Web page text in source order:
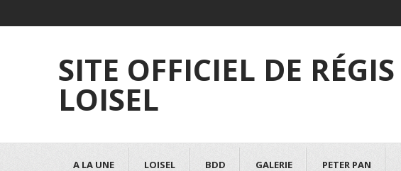
SITE OFFICIEL DE RÉGIS
LOISEL
A LA UNE LOISEL BDD GALERIE PETER PAN